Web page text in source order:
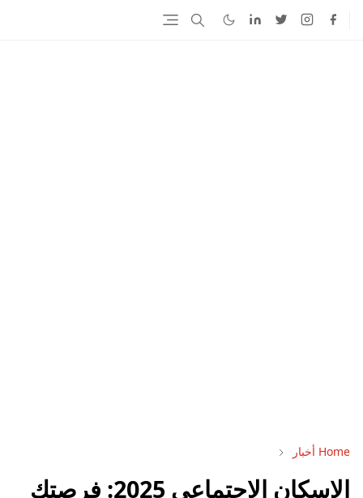
Home أخبار
الإسكان الاجتماعي 2025: فرصتك